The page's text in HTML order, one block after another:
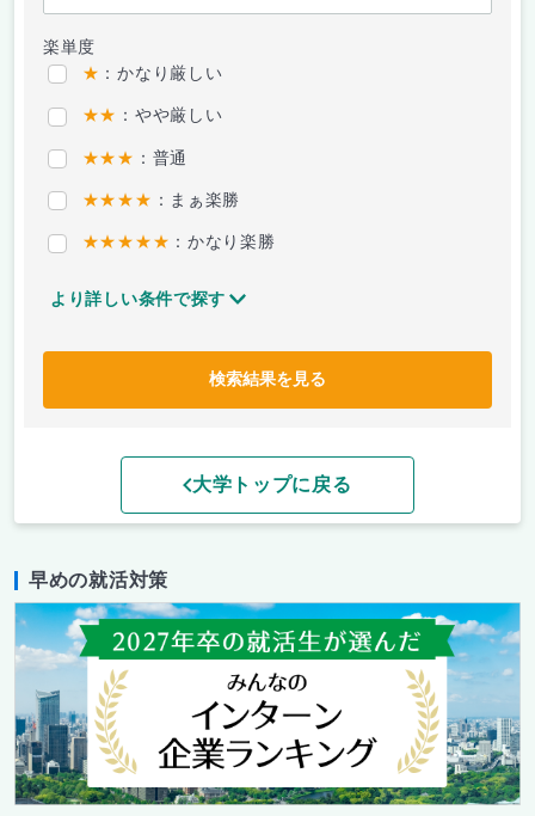
楽単度
★ ：かなり厳しい
★★ ：やや厳しい
★★★ ：普通
★★★★ ：まぁ楽勝
★★★★★ ：かなり楽勝
より詳しい条件で探す
検索結果を見る
大学トップに戻る
早めの就活対策